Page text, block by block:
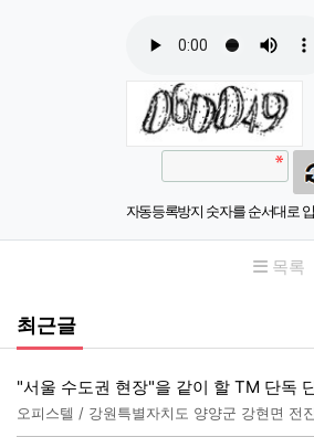
자동등록방지 숫자를 순서대로
목록
최근글
오피스텔 / 강원특별자치도 양양군 강현면 전